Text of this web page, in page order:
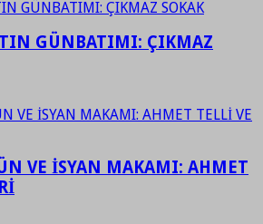
GÜNBATIMI: ÇIKMAZ
VE İSYAN MAKAMI: AHMET